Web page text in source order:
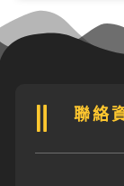
聯絡